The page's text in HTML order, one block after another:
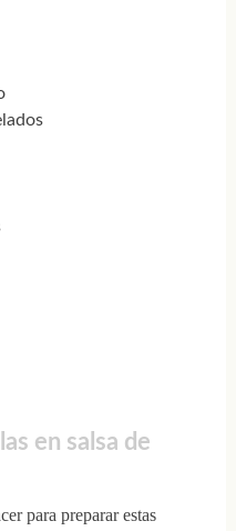
en salsa de
para preparar estas